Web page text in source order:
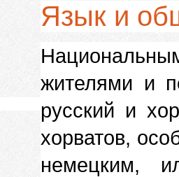
Язык и
жителями и
русский и
хорватов,
немецким,